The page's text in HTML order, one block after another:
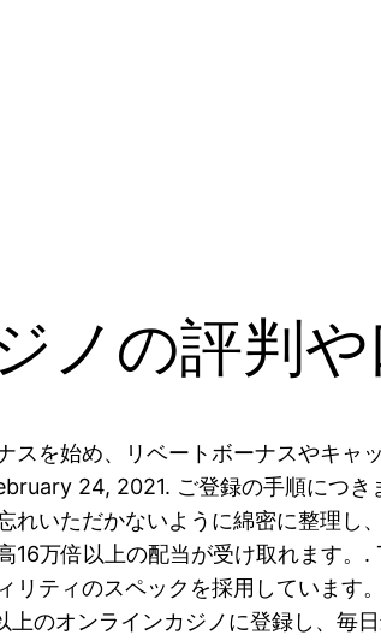
ノの評判や
スを始め、リベートボーナスやキ
24, 2021. ご登録の手順につ
れいただかないように綿密に整理
16万倍以上の配当が受け取れます
リティのスペックを採用していま
のオンラインカジノに登録し、毎